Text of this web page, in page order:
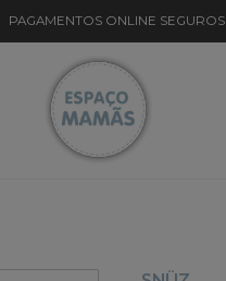
PAGAMENTOS ONLINE SEGUROS